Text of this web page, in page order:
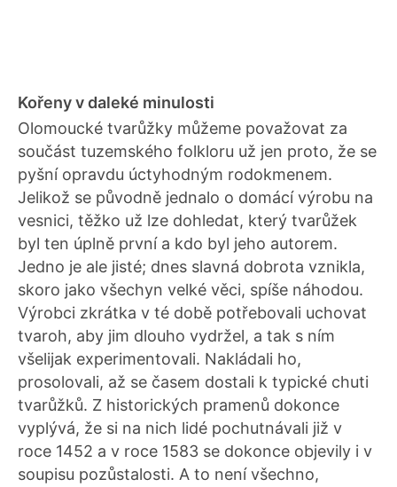
Kořeny v daleké minulosti
Olomoucké tvarůžky můžeme považovat za
součást tuzemského folkloru už jen proto, že se
pyšní opravdu úctyhodným rodokmenem.
Jelikož se původně jednalo o domácí výrobu na
vesnici, těžko už lze dohledat, který tvarůžek
byl ten úplně první a kdo byl jeho autorem.
Jedno je ale jisté; dnes slavná dobrota vznikla,
skoro jako všechyn velké věci, spíše náhodou.
Výrobci zkrátka v té době potřebovali uchovat
tvaroh, aby jim dlouho vydržel, a tak s ním
všelijak experimentovali. Nakládali ho,
prosolovali, až se časem dostali k typické chuti
tvarůžků. Z historických pramenů dokonce
vyplývá, že si na nich lidé pochutnávali již v
roce 1452 a v roce 1583 se dokonce objevily i v
soupisu pozůstalosti. A to není všechno,